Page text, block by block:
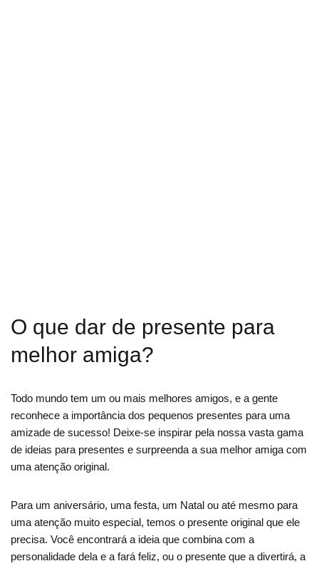
O que dar de presente para
melhor amiga?
Todo mundo tem um ou mais melhores amigos, e a gente
reconhece a importância dos pequenos presentes para uma
amizade de sucesso! Deixe-se inspirar pela nossa vasta gama
de ideias para presentes e surpreenda a sua melhor amiga com
uma atenção original.
Para um aniversário, uma festa, um Natal ou até mesmo para
uma atenção muito especial, temos o presente original que ele
precisa. Você encontrará a ideia que combina com a
personalidade dela e a fará feliz, ou o presente que a divertirá, a